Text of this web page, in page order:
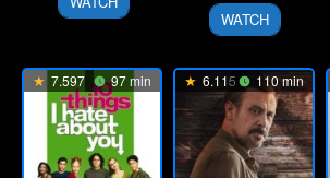
2024
WATCH
7.597 97 min 6.115 110 min